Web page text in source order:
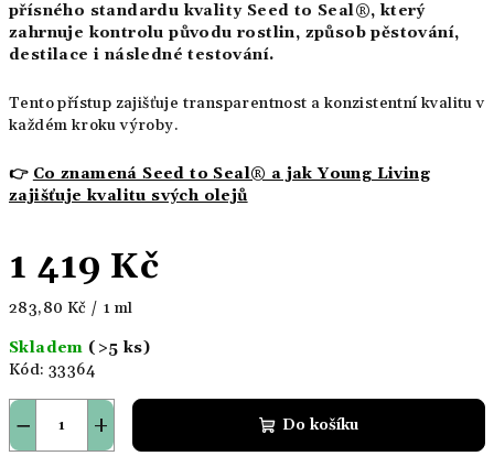
přísného standardu kvality Seed to Seal®, který
zahrnuje kontrolu původu rostlin, způsob pěstování,
destilace i následné testování.
Tento přístup zajišťuje transparentnost a konzistentní kvalitu v
každém kroku výroby.
👉 Co znamená Seed to Seal® a jak Young Living
zajišťuje kvalitu svých olejů
1 419 Kč
Měrná
283,80 Kč / 1 ml
Skladem (>5 ks)
Kód: 33364
+
− Do košíku